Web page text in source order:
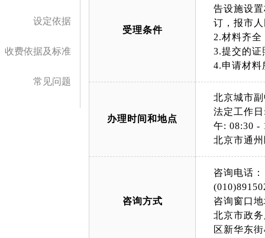
设定依据
收费依据及标准
常见问题
受理条件
告设施设
订，报市
2.材料齐
3.提交的证
4.申请材料
办理时间和地点
北京城市
法定工作
午: 08:30 -
北京市通
咨询方式
咨询电话：
咨询窗口
北京市政
区新华东